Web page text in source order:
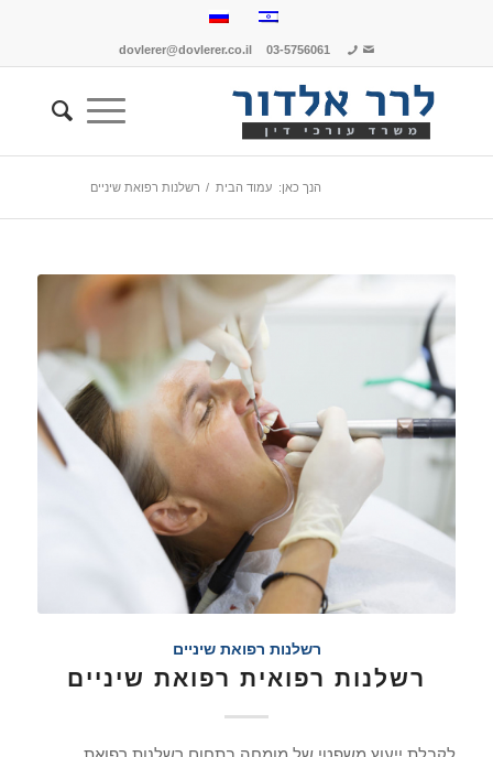
dovlerer@dovlerer.co.il 03-5756061
הנך כאן: עמוד הבית / רשלנות רפואת שיניים
רשלנות רפואת שיניים
רשלנות רפואית רפואת שיניים